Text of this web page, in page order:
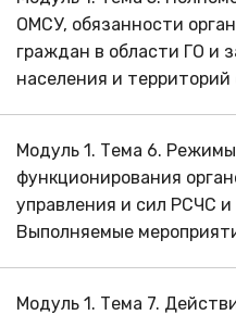
ОМСУ, обязанности
граждан в области ГО и
населения и территорий
Модуль 1. Тема 6. Режимы
функционирования
управления и сил РСЧС и
Выполняемые
Модуль 1. Тема 7.